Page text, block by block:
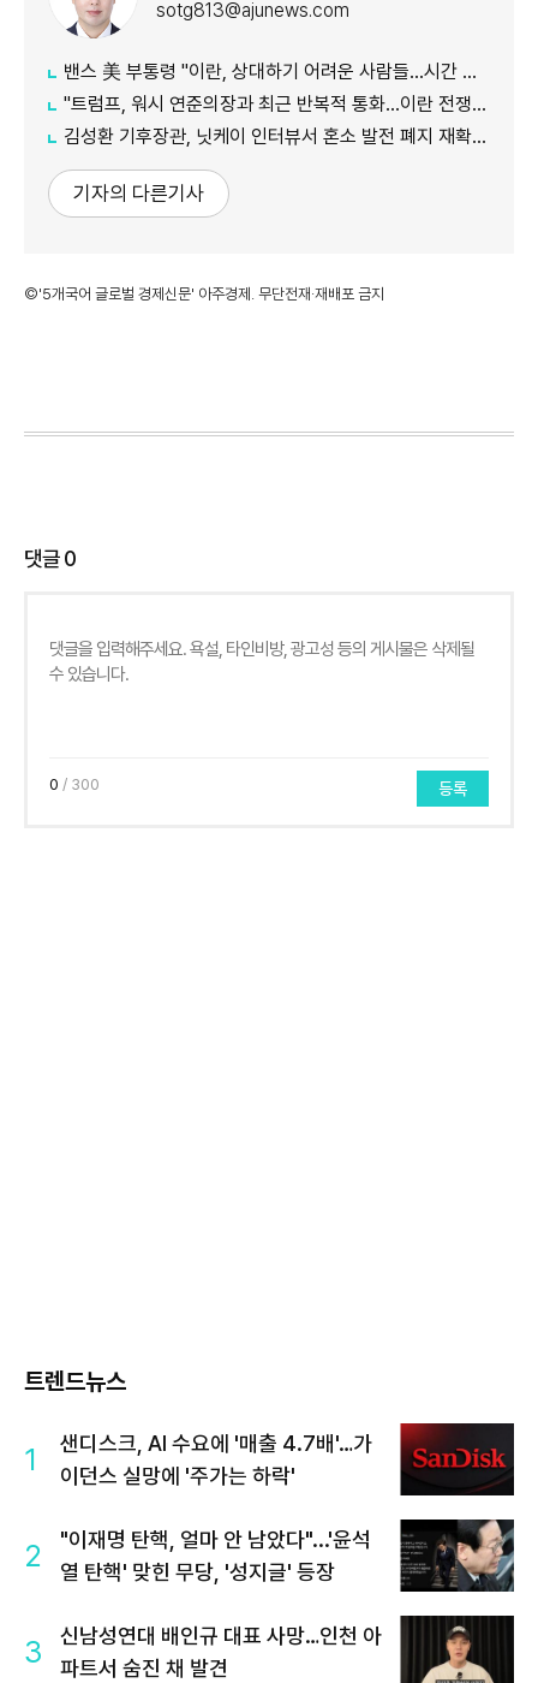
sotg813@ajunews.com
밴스 美 부통령 "이란, 상대하기 어려운 사람들…시간 걸릴 것"
"트럼프, 워시 연준의장과 최근 반복적 통화…이란 전쟁 등 자문 구해"
김성환 기후장관, 닛케이 인터뷰서 혼소 발전 폐지 재확인…"日 암모니아 조달 영향 전망"
기자의 다른기사
©'5개국어 글로벌 경제신문' 아주경제. 무단전재·재배포 금지
댓글0
0 / 300 등록
트렌드뉴스
1
샌디스크, AI 수요에 '매출 4.7배'…가
이던스 실망에 '주가는 하락'
2
"이재명 탄핵, 얼마 안 남았다"...'윤석
열 탄핵' 맞힌 무당, '성지글' 등장
3
신남성연대 배인규 대표 사망…인천 아
파트서 숨진 채 발견